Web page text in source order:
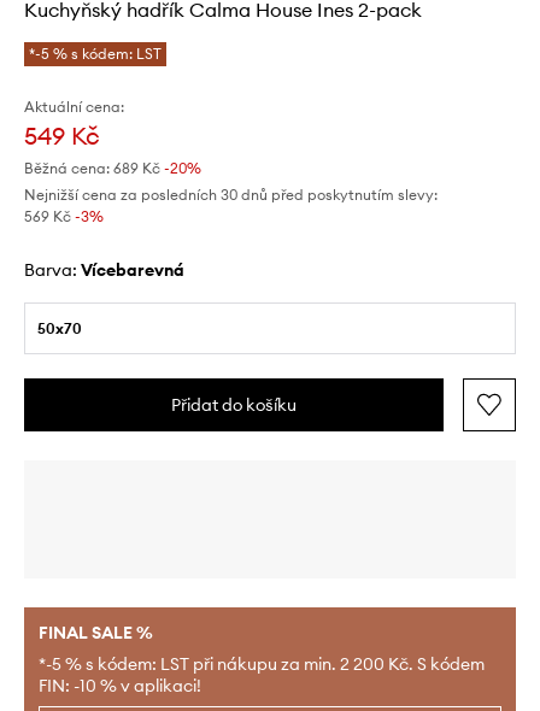
Kuchyňský hadřík Calma House Ines 2-pack
*-5 % s kódem: LST
Aktuální cena:
549 Kč
Běžná cena: 689 Kč -20%
Nejnižší cena za posledních 30 dnů před poskytnutím slevy:
569 Kč -3%
Barva: vícebarevná
50x70
Přidat do košíku
FINAL SALE %
*-5 % s kódem: LST při nákupu za min. 2 200 Kč. S kódem
FIN: -10 % v aplikaci!